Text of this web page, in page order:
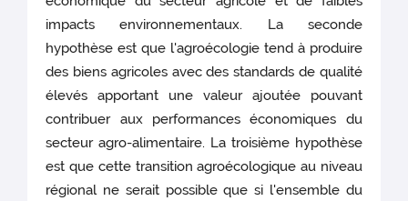
impacts environnementaux. La seconde
hypothèse est que l'agroécologie tend à produire
des biens agricoles avec des standards de qualité
élevés apportant une valeur ajoutée pouvant
contribuer aux performances économiques du
secteur agro-alimentaire. La troisième hypothèse
est que cette transition agroécologique au niveau
régional ne serait possible que si l'ensemble du